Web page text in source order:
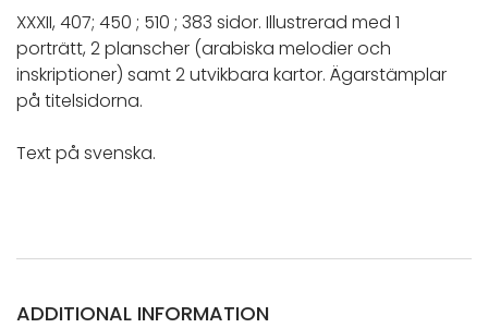
XXXII, 407; 450 ; 510 ; 383 sidor. Illustrerad med 1
porträtt, 2 planscher (arabiska melodier och
inskriptioner) samt 2 utvikbara kartor. Ägarstämplar
på titelsidorna.
Text på svenska.
ADDITIONAL INFORMATION